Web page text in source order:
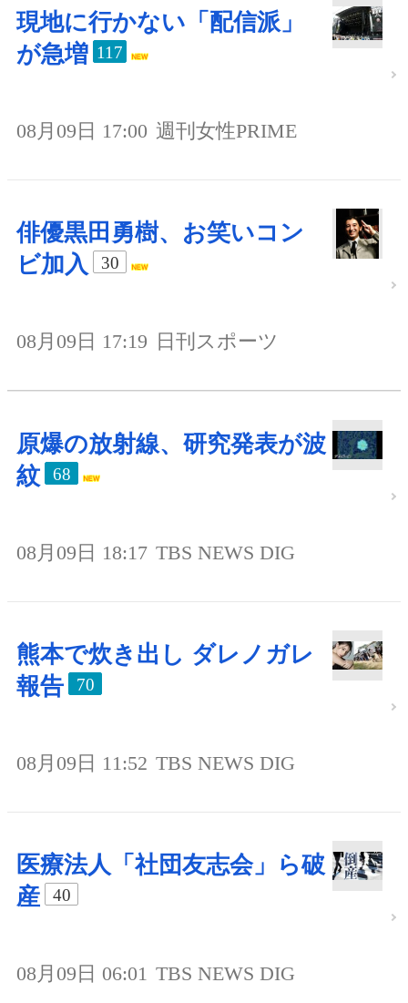
現地に行かない「配信派」
が急増 117
08月09日 17:00 週刊女性PRIME
俳優黒田勇樹、お笑いコン
ビ加入
30
08月09日 17:19 日刊スポーツ
原爆の放射線、研究発表が波
紋
68
08月09日 18:17 TBS NEWS DIG
熊本で炊き出し ダレノガレ
報告
70
08月09日 11:52 TBS NEWS DIG
医療法人「社団友志会」ら破
産
40
08月09日 06:01 TBS NEWS DIG